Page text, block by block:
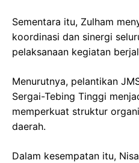
Sementara itu, Zulham
koordinasi dan sinergi
pelaksanaan kegiatan
Menurutnya, pelantikan
Sergai-Tebing Tinggi
memperkuat struktur
daerah.
Dalam kesempatan itu,